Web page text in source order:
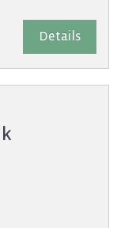
De­tails